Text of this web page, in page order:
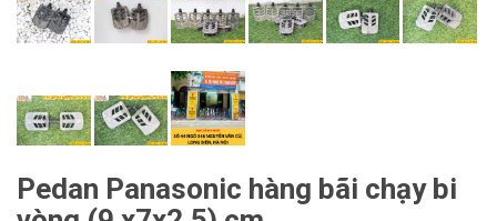
Pedan Panasonic hàng bãi chạy bi